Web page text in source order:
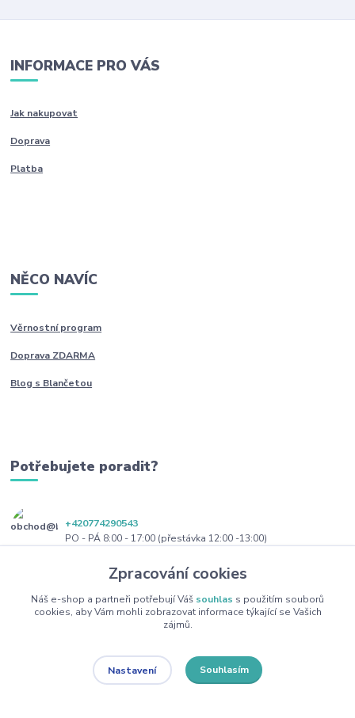
INFORMACE PRO VÁS
Jak nakupovat
Doprava
Platba
NĚCO NAVÍC
Věrnostní program
Doprava ZDARMA
Blog s Blančetou
Potřebujete poradit?
+420774290543
PO - PÁ 8:00 - 17:00 (přestávka 12:00 -13:00)
obchod@blanceta.cz
Copyright 2022 Blanceta.cz. Všechna práva vyhrazena.
Zpracování cookies
Náš e-shop a partneři potřebují Váš souhlas s použitím souborů
cookies, aby Vám mohli zobrazovat informace týkající se Vašich
zájmů.
Nastavení Souhlasím